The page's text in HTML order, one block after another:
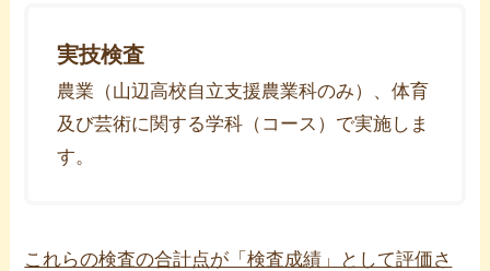
実技検査
農業（山辺高校自立支援農業科のみ）、体育
及び芸術に関する学科（コース）で実施しま
す。
これらの検査の合計点が「検査成績」として評価さ